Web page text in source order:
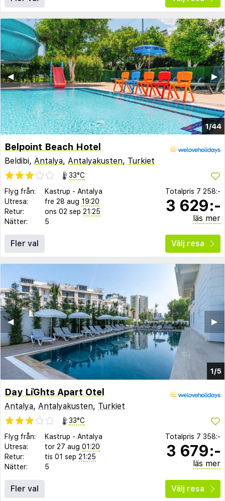
1/44
▶︎
◀︎
Belpoint Beach Hotel
Beldibi, Antalya, Antalyakusten, Turkiet
33°C
Flyg från:
Kastrup - Antalya
Utresa:
fre 28 aug 19:20
Retur:
ons 02 sep 21:25
Nätter:
5
Totalpris 7 258:-
3 629:-
läs mer
Fler val Välj resa
1/5
▶︎
◀︎
Day Li̇Ghts Apart Otel
Antalya, Antalyakusten, Turkiet
33°C
Flyg från:
Kastrup - Antalya
Utresa:
tor 27 aug 01:20
Retur:
tis 01 sep 21:25
Nätter:
5
Totalpris 7 358:-
3 679:-
läs mer
Fler val Välj resa